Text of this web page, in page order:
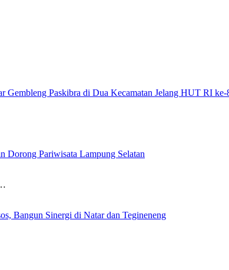
Gembleng Paskibra di Dua Kecamatan Jelang HUT RI ke-
Dorong Pariwisata Lampung Selatan
Bangun Sinergi di Natar dan Tegineneng